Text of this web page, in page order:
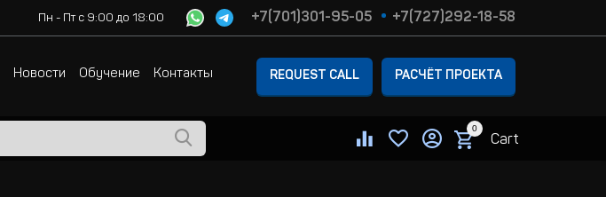
Пн - Пт с 9:00 до 18:00 +7(701)301-95-05 +7(727)292-18-58
Новости Обучение Контакты REQUEST CALL РАСЧЁТ ПРОЕКТА
0
Cart